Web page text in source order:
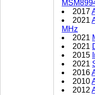
2017
2021
MHz
2021
2021
2015
2021
2016
2010
2012